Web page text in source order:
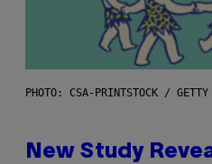
PHOTO: CSA-PRINTSTOCK / GETTY
New Study